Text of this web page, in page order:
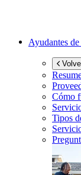
Ayudantes
Cómo
Tipos